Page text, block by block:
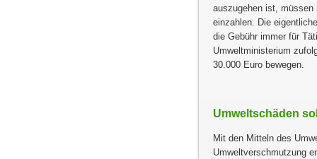
auszugehen ist, müssen
einzahlen. Die
die Gebühr immer für
Umweltministerium
30.000 Euro bewegen.
Umweltschäden
Mit den Mitteln des
Umweltverschmutzung